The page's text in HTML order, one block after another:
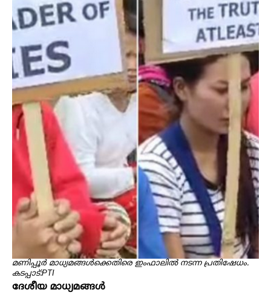
മണിപ്പൂർ മാധ്യമങ്ങൾക്കെതിരെ ഇംഫാലിൽ നടന്ന പ്രതിഷേധം.
കടപ്പാട്:PTI
ദേശീയ മാധ്യമങ്ങൾ